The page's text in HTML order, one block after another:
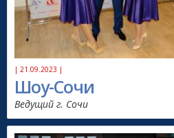
| 21.09.2023 |
Шоу-Сочи
Ведущий г. Сочи